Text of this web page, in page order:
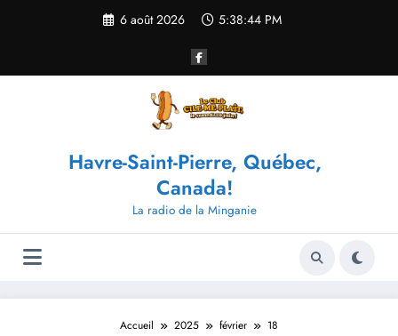
6 août 2026 5:38:45 PM
Havre-Saint-Pierre, Québec,
Canada!
La radio de la Minganie
Accueil 2025 février 18